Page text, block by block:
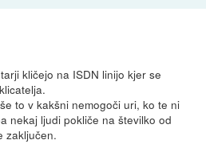
kličejo na ISDN linijo kjer se
to v kakšni nemogoči uri, ko te ni
nekaj ljudi pokliče na številko od
zaključen.